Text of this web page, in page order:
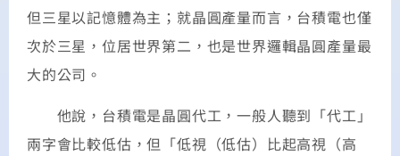
但三星以記憶體為主；就晶圓產量而言，台積電也僅
次於三星，位居世界第二，也是世界邏輯晶圓產量最
大的公司。
他說，台積電是晶圓代工，一般人聽到「代工」
兩字會比較低估，但「低視（低估）比起高視（高